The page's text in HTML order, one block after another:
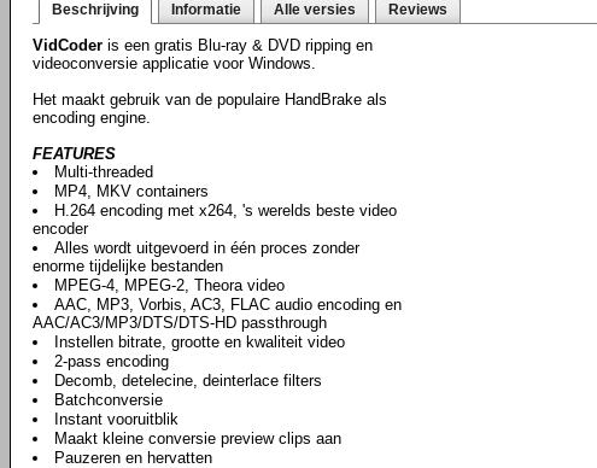
Beschrijving Informatie Alle versies Reviews
VidCoder is een gratis Blu-ray & DVD ripping en
videoconversie applicatie voor Windows.
Het maakt gebruik van de populaire HandBrake als
encoding engine.
FEATURES
Multi-threaded
MP4, MKV containers
H.264 encoding met x264, 's werelds beste video
encoder
Alles wordt uitgevoerd in één proces zonder
enorme tijdelijke bestanden
MPEG-4, MPEG-2, Theora video
AAC, MP3, Vorbis, AC3, FLAC audio encoding en
AAC/AC3/MP3/DTS/DTS-HD passthrough
Instellen bitrate, grootte en kwaliteit video
2-pass encoding
Decomb, detelecine, deinterlace filters
Batchconversie
Instant vooruitblik
Maakt kleine conversie preview clips aan
Pauzeren en hervatten